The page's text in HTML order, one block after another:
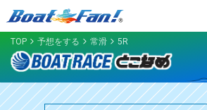
TOP 予想をする 常滑 5R